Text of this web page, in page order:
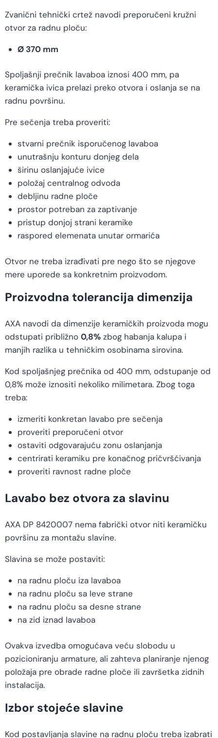
Zvanični tehnički crtež navodi preporučeni kružni
otvor za radnu ploču:
Ø 370 mm
Spoljašnji prečnik lavaboa iznosi 400 mm, pa
keramička ivica prelazi preko otvora i oslanja se na
radnu površinu.
Pre sečenja treba proveriti:
stvarni prečnik isporučenog lavaboa
unutrašnju konturu donjeg dela
širinu oslanjajuće ivice
položaj centralnog odvoda
debljinu radne ploče
prostor potreban za zaptivanje
pristup donjoj strani keramike
raspored elemenata unutar ormarića
Otvor ne treba izrađivati pre nego što se njegove
mere uporede sa konkretnim proizvodom.
Proizvodna tolerancija dimenzija
AXA navodi da dimenzije keramičkih proizvoda mogu
odstupati približno 0,8% zbog habanja kalupa i
manjih razlika u tehničkim osobinama sirovina.
Kod spoljašnjeg prečnika od 400 mm, odstupanje od
0,8% može iznositi nekoliko milimetara. Zbog toga
treba:
izmeriti konkretan lavabo pre sečenja
proveriti preporučeni otvor
ostaviti odgovarajuću zonu oslanjanja
centrirati keramiku pre konačnog pričvršćivanja
proveriti ravnost radne ploče
Lavabo bez otvora za slavinu
AXA DP 8420007 nema fabrički otvor niti keramičku
površinu za montažu slavine.
Slavina se može postaviti:
na radnu ploču iza lavaboa
na radnu ploču sa leve strane
na radnu ploču sa desne strane
na zid iznad lavaboa
Ovakva izvedba omogućava veću slobodu u
pozicioniranju armature, ali zahteva planiranje njenog
položaja pre obrade radne ploče ili završetka zidnih
instalacija.
Izbor stojeće slavine
Kod postavljanja slavine na radnu ploču treba izabrati